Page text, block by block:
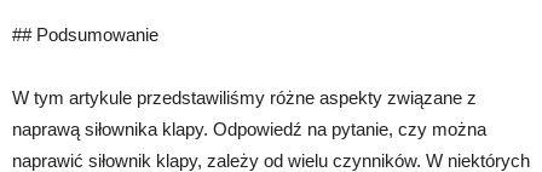
## Podsumowanie
W tym artykule przedstawiliśmy różne aspekty związane z
naprawą siłownika klapy. Odpowiedź na pytanie, czy można
naprawić siłownik klapy, zależy od wielu czynników. W niektórych